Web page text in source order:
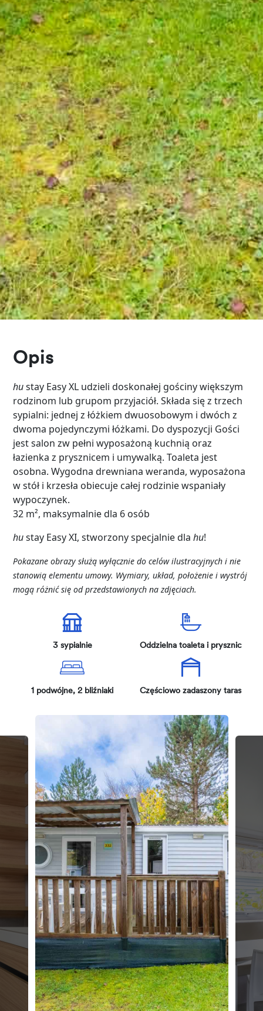
Opis
hustay Easy XL udzieli doskonałej gościny większym
rodzinom lub grupom przyjaciół. Składa się z trzech
sypialni: jednej z łóżkiem dwuosobowym i dwóch z
dwoma pojedynczymi łóżkami. Do dyspozycji Gości
jest salon zw pełni wyposażoną kuchnią oraz
łazienka z prysznicem i umywalką. Toaleta jest
osobna. Wygodna drewniana weranda, wyposażona
w stół i krzesła obiecuje całej rodzinie wspaniały
wypoczynek.
32 m², maksymalnie dla 6 osób
hustay Easy XI, stworzony specjalnie dlahu!
Pokazane obrazy służą wyłącznie do celów ilustracyjnych i nie
stanowią elementu umowy. Wymiary, układ, położenie i wystrój
mogą różnić się od przedstawionych na zdjęciach.
3 sypialnie Oddzielna toaleta i prysznic
1 podwójne, 2 bliźniaki Częściowo zadaszony taras